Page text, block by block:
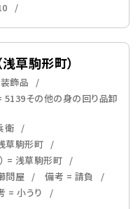
草駒形町）
飾品
その他の身の回り品卸
衛
草駒形町
= 浅草駒形町
問屋
備考 = 請負
= 小うり